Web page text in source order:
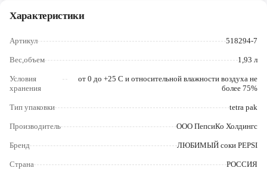
Характеристики
Артикул 518294-7
Вес,объем 1,93 л
Условия
хранения
от 0 до +25 С и относительной влажности воздуха не
более 75%
Тип упаковки tetra pak
Производитель ООО ПепсиКо Холдингс
Бренд ЛЮБИМЫЙ соки PEPSI
Страна РОССИЯ